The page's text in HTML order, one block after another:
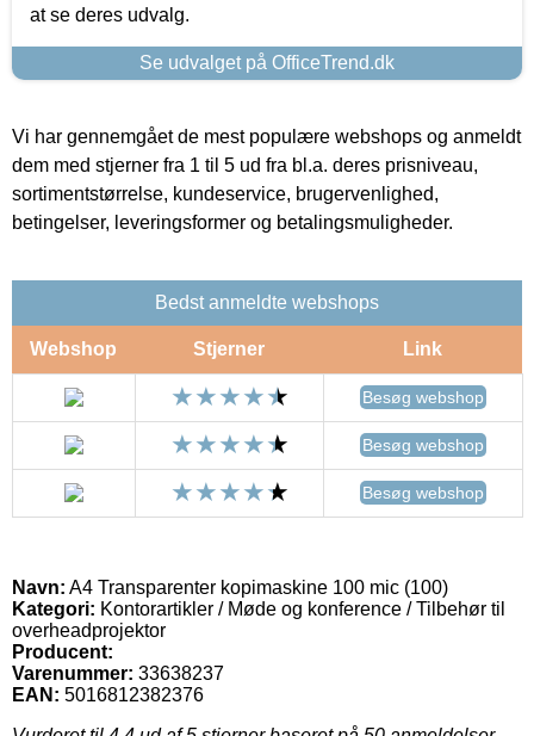
at se deres udvalg.
Se udvalget på OfficeTrend.dk
Vi har gennemgået de mest populære webshops og anmeldt
dem med stjerner fra 1 til 5 ud fra bl.a. deres prisniveau,
sortimentstørrelse, kundeservice, brugervenlighed,
betingelser, leveringsformer og betalingsmuligheder.
Bedst anmeldte webshops
Webshop Stjerner Link
Besøg webshop
Besøg webshop
Besøg webshop
Navn: A4 Transparenter kopimaskine 100 mic (100)
Kategori: Kontorartikler / Møde og konference / Tilbehør til
overheadprojektor
Producent:
Varenummer: 33638237
EAN: 5016812382376